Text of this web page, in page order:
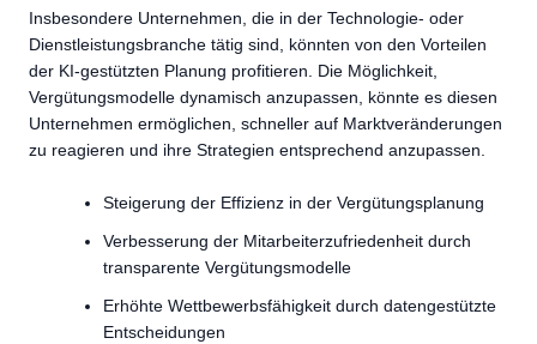
Insbesondere Unternehmen, die in der Technologie- oder
Dienstleistungsbranche tätig sind, könnten von den Vorteilen
der KI-gestützten Planung profitieren. Die Möglichkeit,
Vergütungsmodelle dynamisch anzupassen, könnte es diesen
Unternehmen ermöglichen, schneller auf Marktveränderungen
zu reagieren und ihre Strategien entsprechend anzupassen.
Steigerung der Effizienz in der Vergütungsplanung
Verbesserung der Mitarbeiterzufriedenheit durch
transparente Vergütungsmodelle
Erhöhte Wettbewerbsfähigkeit durch datengestützte
Entscheidungen